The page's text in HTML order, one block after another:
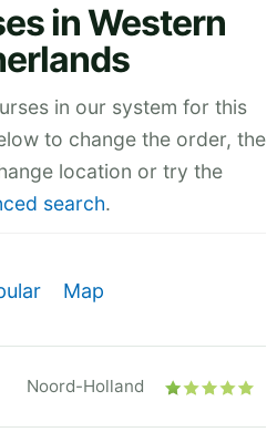
in Western
in our system for this
to change the order, the
location or try the
search.
Map
Noord-Holland